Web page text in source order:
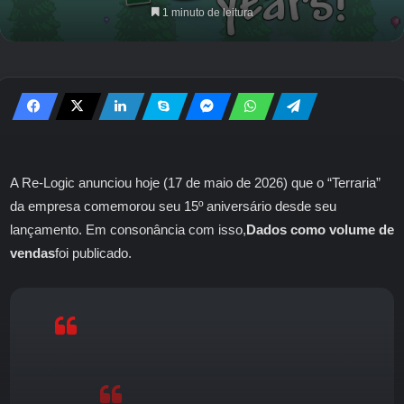
1 minuto de leitura
A Re-Logic anunciou hoje (17 de maio de 2026) que o “Terraria”
da empresa comemorou seu 15º aniversário desde seu
lançamento. Em consonância com isso,Dados como volume de
vendasfoi publicado.